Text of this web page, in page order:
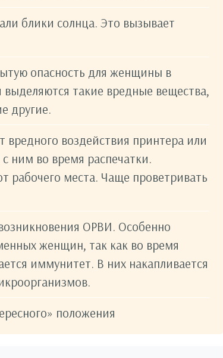
блики солнца. Это вызывает
опасность для женщины в
такие вредные вещества,
другие.
вредного воздействия принтера или
ним во время распечатки.
рабочего места. Чаще проветривать
ОРВИ. Особенно
женщин, так как во время
иммунитет. В них накапливается
положения